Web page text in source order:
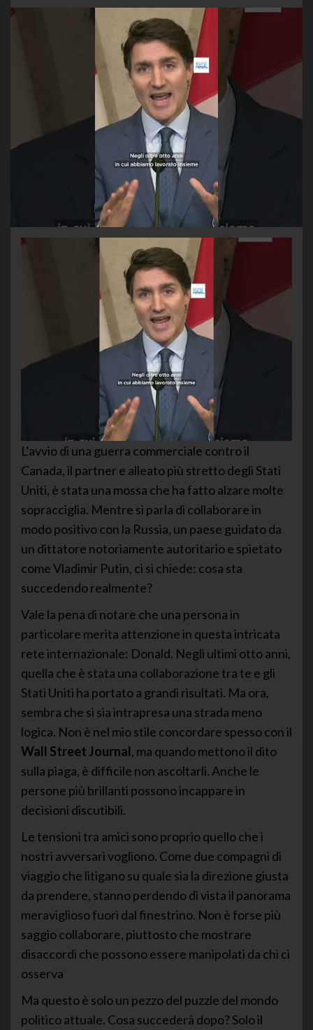
L’avvio di una guerra commerciale contro il
Canada, il partner e alleato più stretto degli Stati
Uniti, è stata una mossa che ha fatto alzare molte
sopracciglia. Mentre si parla di collaborare in
modo positivo con la Russia, un paese guidato da
un dittatore notoriamente autoritario e spietato
come Vladimir Putin, ci si chiede: cosa sta
succedendo realmente?
Vale la pena di notare che una persona in
particolare merita attenzione in questa intricata
rete internazionale: Donald. Negli ultimi otto anni,
quella che è stata una collaborazione tra te e gli
Stati Uniti ha portato a grandi risultati. Ma ora,
sembra che si sia intrapresa una strada meno
logica. Non è nel mio stile concordare spesso con il
Wall Street Journal, ma quando mettono il dito
sulla piaga, è difficile non ascoltarli. Anche le
persone più brillanti possono incappare in
decisioni discutibili.
Le tensioni tra amici sono proprio quello che i
nostri avversari vogliono. Come due compagni di
viaggio che litigano su quale sia la direzione giusta
da prendere, stanno perdendo di vista il panorama
meraviglioso fuori dal finestrino. Non è forse più
saggio collaborare, piuttosto che mostrare
disaccordi che possono essere manipolati da chi ci
osserva
Ma questo è solo un pezzo del puzzle del mondo
politico attuale. Cosa succederà dopo? Solo il